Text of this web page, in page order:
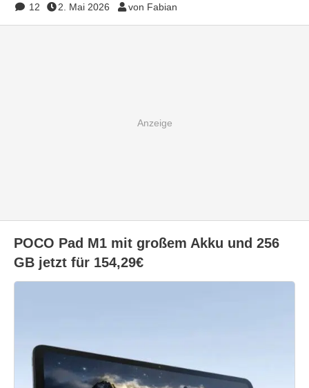
12 2. Mai 2026 von Fabian
POCO Pad M1 mit großem Akku und 256
GB jetzt für 154,29€